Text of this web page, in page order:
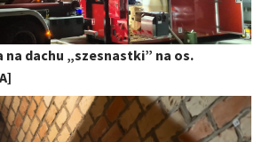
na dachu „szesnastki” na os.